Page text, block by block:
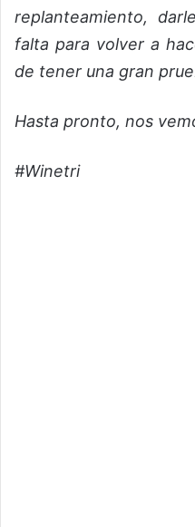
replanteamiento,
falta para volver a
de tener una gran
Hasta pronto, nos
#Winetri